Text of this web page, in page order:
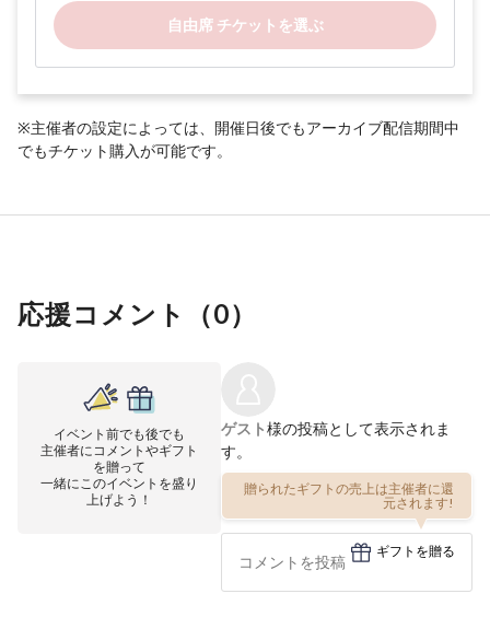
自由席 チケットを選ぶ
※主催者の設定によっては、開催日後でもアーカイブ配信期間中
でもチケット購入が可能です。
応援コメント（0）
イベント前でも後でも
主催者にコメントやギフト
を贈って
一緒にこのイベントを盛り
上げよう！
ゲスト様の投稿として表示されま
す。
贈られたギフトの売上は主催者に還
元されます!
ギフトを贈る